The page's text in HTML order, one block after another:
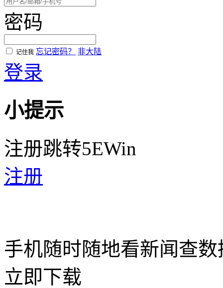
密码
记住我 忘记密码？ 非大陆
登录
小提示
注册跳转5EWin
注册
手机随时随地看新闻查数
立即下载